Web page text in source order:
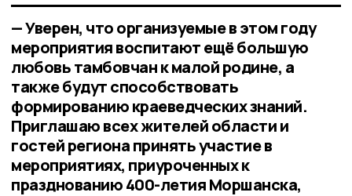
— Уверен, что организуемые в этом году
мероприятия воспитают ещё большую
любовь тамбовчан к малой родине, а
также будут способствовать
формированию краеведческих знаний.
Приглашаю всех жителей области и
гостей региона принять участие в
мероприятиях, приуроченных к
празднованию 400-летия Моршанска,